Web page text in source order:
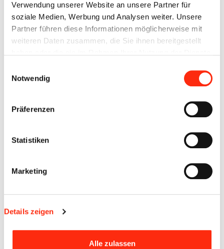
Verwendung unserer Website an unsere Partner für
soziale Medien, Werbung und Analysen weiter. Unsere
Partner führen diese Informationen möglicherweise mit
weiteren Daten zusammen, die Sie ihnen bereitgestellt
Notwendig
Präferenzen
Statistiken
Marketing
Details zeigen
Alle zulassen
v.l. Christian Lotz (Telekommunikationstechniker, Beck
Elektrotechnik), Katharina Prozeller (Eibelstadter
Weinprinzessin ) und Markus Schenk (1. Bürgermeister Stadt
Eibelstadt) testen die neue Telefonanlage von Auerswald. Im